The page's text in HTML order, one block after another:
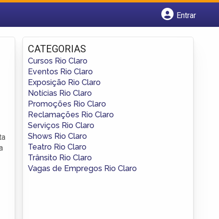
Entrar
Fazer login
Criar conta
CATEGORIAS
Cursos Rio Claro
Eventos Rio Claro
Exposição Rio Claro
Notícias Rio Claro
Promoções Rio Claro
Reclamações Rio Claro
Serviços Rio Claro
Shows Rio Claro
Teatro Rio Claro
Trânsito Rio Claro
Vagas de Empregos Rio Claro